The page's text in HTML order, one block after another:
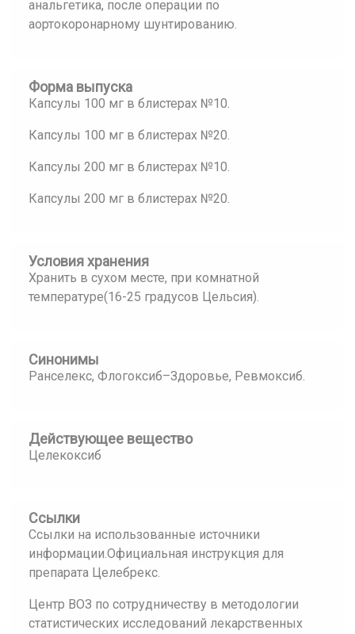
анальгетика, после операции по
аортокоронарному шунтированию.
Форма выпуска
Капсулы 100 мг в блистерах №10.
Капсулы 100 мг в блистерах №20.
Капсулы 200 мг в блистерах №10.
Капсулы 200 мг в блистерах №20.
Условия хранения
Хранить в сухом месте, при комнатной
температуре(16-25 градусов Цельсия).
Синонимы
Ранселекс, Флогоксиб–Здоровье, Ревмоксиб.
Действующее вещество
Целекоксиб
Ссылки
Ссылки на использованные источники
информации.Официальная инструкция для
препарата Целебрекс.
Центр ВОЗ по сотрудничеству в методологии
статистических исследований лекарственных